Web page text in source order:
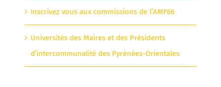
Inscrivez vous aux commissions de l’AMF66
Universités des Maires et des Présidents
d’intercommunalité des Pyrénées-Orientales